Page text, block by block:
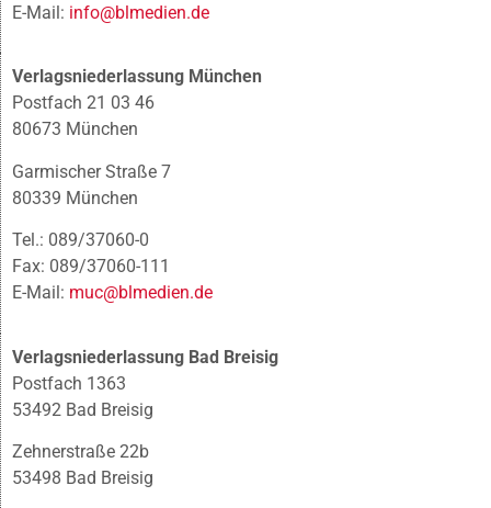
E-Mail: info@blmedien.de
Verlagsniederlassung München
Postfach 21 03 46
80673 München
Garmischer Straße 7
80339 München
Tel.: 089/37060-0
Fax: 089/37060-111
E-Mail: muc@blmedien.de
Verlagsniederlassung Bad Breisig
Postfach 1363
53492 Bad Breisig
Zehnerstraße 22b
53498 Bad Breisig